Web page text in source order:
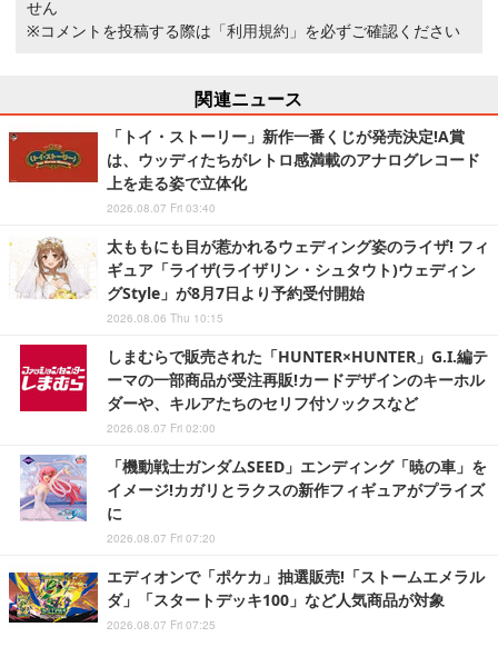
せん
※コメントを投稿する際は 「利用規約」 を必ずご確認ください
関連ニュース
「トイ・ストーリー」新作一番くじが発売決定!A賞
は、ウッディたちがレトロ感満載のアナログレコード
上を走る姿で立体化
2026.08.07 Fri 03:40
太ももにも目が惹かれるウェディング姿のライザ! フィ
ギュア「ライザ(ライザリン・シュタウト)ウェディン
グStyle」が8月7日より予約受付開始
2026.08.06 Thu 10:15
しまむらで販売された「HUNTER×HUNTER」G.I.編テ
ーマの一部商品が受注再販!カードデザインのキーホル
ダーや、キルアたちのセリフ付ソックスなど
2026.08.07 Fri 02:00
「機動戦士ガンダムSEED」エンディング「暁の車」を
イメージ!カガリとラクスの新作フィギュアがプライズ
に
2026.08.07 Fri 07:20
エディオンで「ポケカ」抽選販売!「ストームエメラル
ダ」「スタートデッキ100」など人気商品が対象
2026.08.07 Fri 07:25